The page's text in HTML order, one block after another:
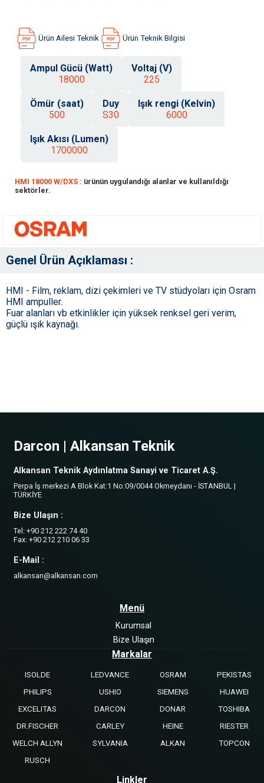
Ürün Ailesi Teknik Ürün Teknik Bilgisi
Ampul Gücü (Watt)
18000
Voltaj (V)
225
Ömür (saat)
500
Duy
S30
Işık rengi (Kelvin)
6000
Işık Akısı (Lumen)
1700000
HMI 18000 W/DXS : ürünün uygulandığı alanlar ve kullanıldığı
sektörler.
Genel Ürün Açıklaması :
HMI - Film, reklam, dizi çekimleri ve TV stüdyoları için Osram
HMI ampuller.
Fuar alanları vb etkinlikler için yüksek renksel geri verim,
güçlü ışık kaynağı.
Darcon | Alkansan Teknik
Alkansan Teknik Aydınlatma Sanayi ve Ticaret A.Ş.
Perpa İş merkezi A Blok Kat:1 No:09/0044 Okmeydanı - İSTANBUL |
TÜRKİYE
Bize Ulaşın :
Tel: +90 212 222 74 40
Fax: +90 212 210 06 33
E-Mail :
alkansan@alkansan.com
Menü
Kurumsal
Bize Ulaşın
Markalar
ISOLDE LEDVANCE OSRAM
PEKISTAS
PHILIPS
USHIO SIEMENS
HUAWEI
EXCELITAS
DARCON DONAR
TOSHIBA
DR.FISCHER
CARLEY HEINE
RIESTER
WELCH ALLYN
SYLVANIA ALKAN
TOPCON
RUSCH
Linkler